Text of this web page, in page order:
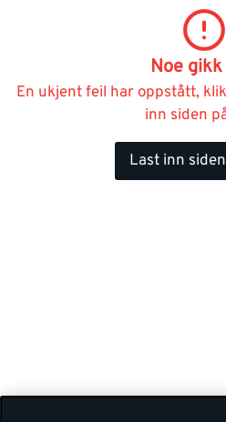
Noe
En ukjent feil har oppstått,
inn siden
Last inn